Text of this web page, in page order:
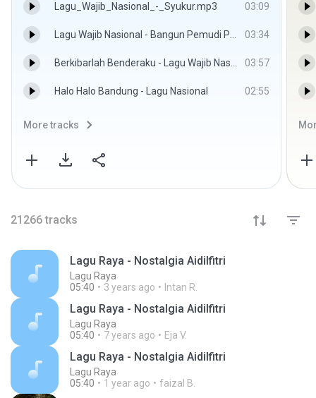
Lagu_Wajib_Nasional_-_Syukur.mp3 03:09
Lagu Wajib Nasional - Bangun Pemudi Pemuda.mp3 03:34
Berkibarlah Benderaku - Lagu Wajib Nasional 03:57
Halo Halo Bandung - Lagu Nasional 02:55
More tracks
21266 tracks
Lagu Raya - Nostalgia Aidilfitri
Lagu Raya
05:40
3 years ago Intan R.
Lagu Raya - Nostalgia Aidilfitri
Lagu Raya
05:40
7 years ago Eja V.
Lagu Raya - Nostalgia Aidilfitri
Lagu Raya
05:40
1 year ago faizal B.